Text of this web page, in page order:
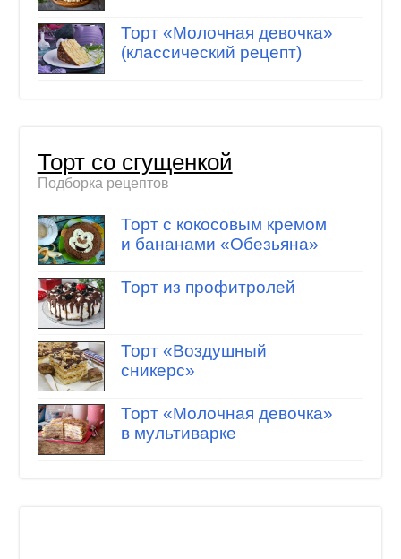
Торт «Молочная девочка»
(классический рецепт)
Торт со сгущенкой
Подборка рецептов
Торт с кокосовым кремом
и бананами «Обезьяна»
Торт из профитролей
Торт «Воздушный
сникерс»
Торт «Молочная девочка»
в мультиварке